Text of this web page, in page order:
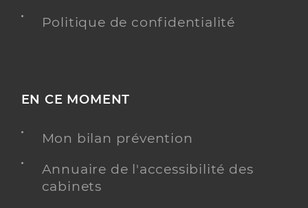
Politique de confidentialité
EN CE MOMENT
Mon bilan prévention
Annuaire de l'accessibilité des
cabinets